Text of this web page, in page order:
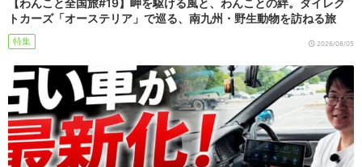
トカーズ「オーステリア」で巡る、南九州・野生動物を訪ねる旅
特集 2026/08/05